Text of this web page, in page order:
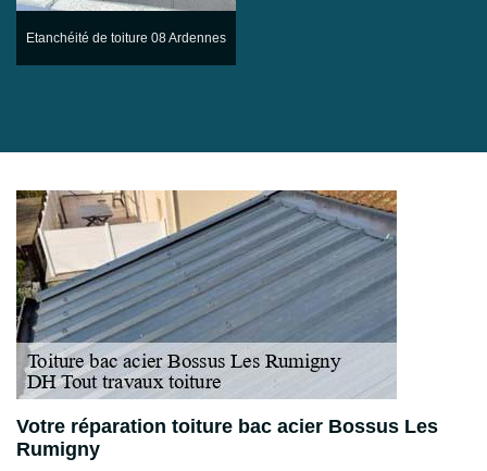
Etanchéité de toiture 08 Ardennes
Votre réparation toiture bac acier Bossus Les
Rumigny